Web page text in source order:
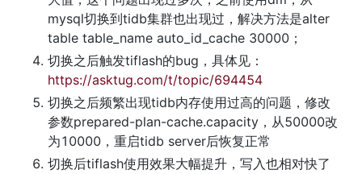
mysql切换到tidb集群也出现过，解决方法是alter
table table_name auto_id_cache 30000；
切换之后触发tiflash的bug，具体见：
https://asktug.com/t/topic/694454
切换之后频繁出现tidb内存使用过高的问题，修改
参数prepared-plan-cache.capacity，从50000改
为10000，重启tidb server后恢复正常
切换后tiflash使用效果大幅提升，写入也相对快了